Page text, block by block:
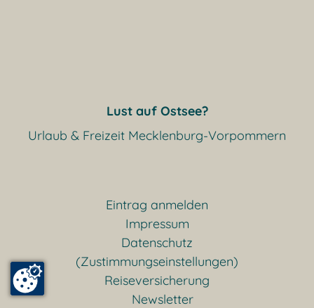
Lust auf Ostsee?
Urlaub & Freizeit Mecklenburg-Vorpommern
Eintrag anmelden
Impressum
Datenschutz
(Zustimmungseinstellungen)
Reiseversicherung
Newsletter